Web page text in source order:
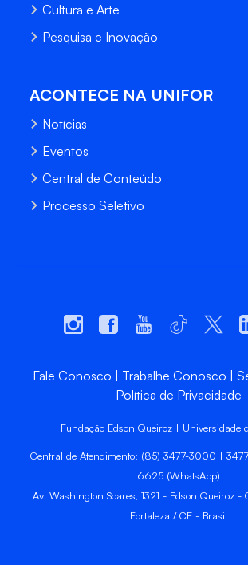
Cultura e Arte
Pesquisa e Inovação
ACONTECE NA UNIFOR
Notícias
Eventos
Central de Conteúdo
Processo Seletivo
Fale Conosco Trabalhe Conosco
Política de Privacidade
Fundação Edson Queiroz | Universidade
Central de Atendimento: (85) 3477-3000 |
6625 (WhatsApp)
Av. Washington Soares, 1321 - Edson Queiroz
Fortaleza / CE - Brasil